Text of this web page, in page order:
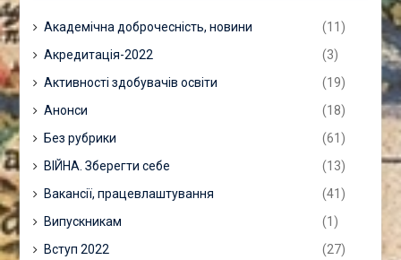
Академічна доброчесність, новини
(11)
Акредитація-2022
(3)
Активності здобувачів освіти
(19)
Анонси
(18)
Без рубрики
(61)
ВІЙНА. Зберегти себе
(13)
Вакансії, працевлаштування
(41)
Випускникам
(1)
Вступ 2022
(27)